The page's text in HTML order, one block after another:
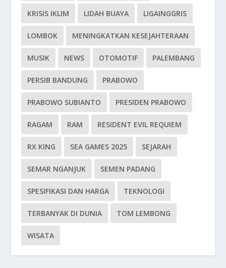
KRISIS IKLIM LIDAH BUAYA LIGAINGGRIS
LOMBOK MENINGKATKAN KESEJAHTERAAN
MUSIK NEWS OTOMOTIF PALEMBANG
PERSIB BANDUNG PRABOWO
PRABOWO SUBIANTO PRESIDEN PRABOWO
RAGAM RAM RESIDENT EVIL REQUIEM
RX KING SEA GAMES 2025 SEJARAH
SEMAR NGANJUK SEMEN PADANG
SPESIFIKASI DAN HARGA TEKNOLOGI
TERBANYAK DI DUNIA TOM LEMBONG
WISATA